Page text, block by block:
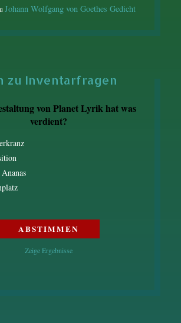
Johann Wolfgang von Goethes Gedicht
zu Inventarfragen
von Planet Lyrik hat was
verdient?
Zeige Ergebnisse